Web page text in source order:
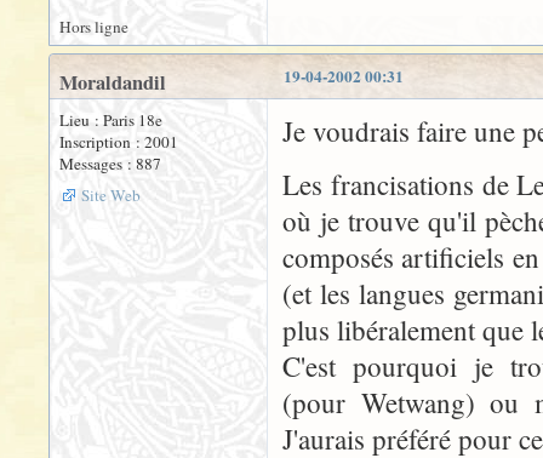
Hors ligne
19-04-2002 00:31
Moraldandil
Lieu : Paris 18e
Inscription : 2001
Messages : 887
Site Web
Je voudrais faire une
Les francisations de
où je trouve qu'il
composés artificiels
(et les langues
plus libéralement que
C'est pourquoi je
(pour Wetwang) ou
J'aurais préféré pour